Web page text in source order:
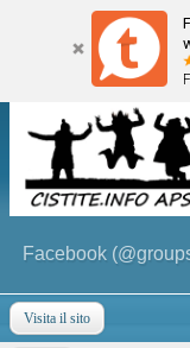
Facebook
Visita il sito